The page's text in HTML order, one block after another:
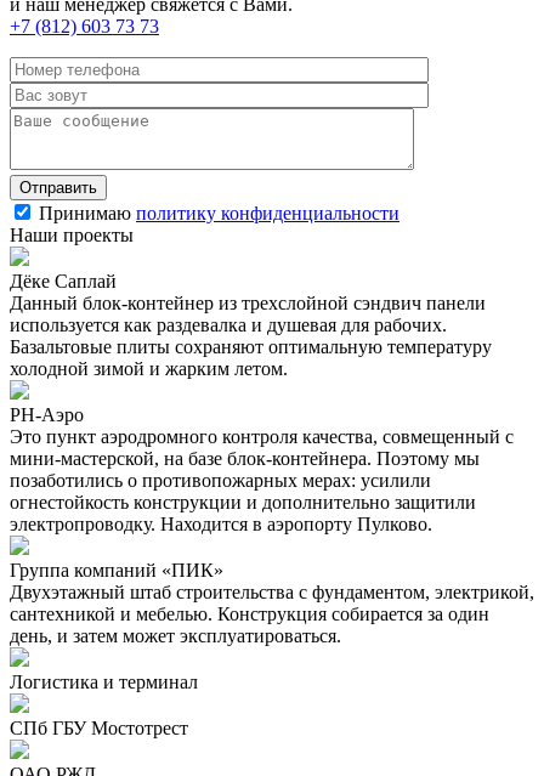
и наш менеджер свяжется с Вами.
+7 (812) 603 73 73
Принимаю политику конфиденциальности
Наши проекты
Дёке Саплай
Данный блок-контейнер из трехслойной сэндвич панели
используется как раздевалка и душевая для рабочих.
Базальтовые плиты сохраняют оптимальную температуру
холодной зимой и жарким летом.
РН-Аэро
Это пункт аэродромного контроля качества, совмещенный с
мини-мастерской, на базе блок-контейнера. Поэтому мы
позаботились о противопожарных мерах: усилили
огнестойкость конструкции и дополнительно защитили
электропроводку. Находится в аэропорту Пулково.
Группа компаний «ПИК»
Двухэтажный штаб строительства с фундаментом, электрикой,
сантехникой и мебелью. Конструкция собирается за один
день, и затем может эксплуатироваться.
Логистика и терминал
СПб ГБУ Мостотрест